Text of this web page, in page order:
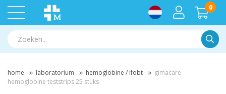
0
home laboratorium hemoglobine / ifobt
gimacare
hemoglobine teststrips 25 stuks